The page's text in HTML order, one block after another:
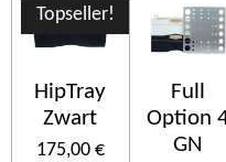
Topseller!
HipTray
Zwart
175,00 €
Full
Option
GN